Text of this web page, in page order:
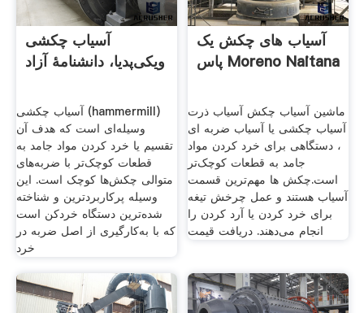
آسیاب چکشی
ویکی‌پدیا، دانشنامهٔ آزاد
آسیاب چکشی (hammermill)
وسیله‌ای است که هدف آن
تقسیم یا خرد کردن مواد جامد به
قطعات کوچک‌تر با ضربه‌های
متوالی چکش‌ها کوچک است. این
وسیله پرکاربردترین و شناخته
شده‌ترین دستگاه خردکن است
که با به‌کارگیری از اصل ضربه در
خرد
آسیاب های چکش یک
پاس Moreno Naitana
ماشین آسیاب چکش آسیاب ذرت
آسیاب چکشی یا آسیاب ضربه ای
، دستگاهی برای خرد کردن مواد
جامد به قطعات کوچک‌تر
است.چکش ها مهم‌ترین قسمت
آسیاب هستند و عمل چرخش تیغه
برای خرد کردن یا آرد کردن را
انجام می‌دهند. دریافت قیمت